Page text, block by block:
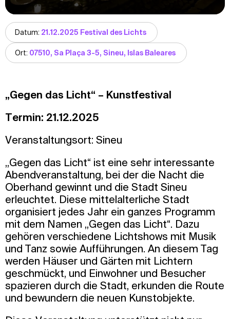
Datum: 21.12.2025 Festival des Lichts
Ort: 07510, Sa Plaça 3-5, Sineu, Islas Baleares
„Gegen das Licht“ – Kunstfestival
Termin: 21.12.2025
Veranstaltungsort: Sineu
„Gegen das Licht“ ist eine sehr interessante
Abendveranstaltung, bei der die Nacht die
Oberhand gewinnt und die Stadt Sineu
erleuchtet. Diese mittelalterliche Stadt
organisiert jedes Jahr ein ganzes Programm
mit dem Namen „Gegen das Licht“. Dazu
gehören verschiedene Lichtshows mit Musik
und Tanz sowie Aufführungen. An diesem Tag
werden Häuser und Gärten mit Lichtern
geschmückt, und Einwohner und Besucher
spazieren durch die Stadt, erkunden die Route
und bewundern die neuen Kunstobjekte.